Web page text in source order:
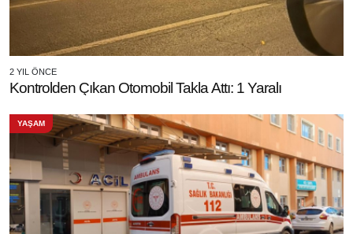
2 YIL ÖNCE
Kontrolden Çıkan Otomobil Takla Attı: 1 Yaralı
YAŞAM